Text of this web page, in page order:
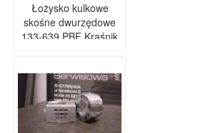
Łożysko kulkowe
skośne dwurzędowe
133-639 PBF Kraśnik